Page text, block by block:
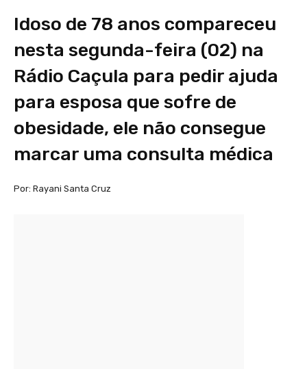
Idoso de 78 anos compareceu
nesta segunda-feira (02) na
Rádio Caçula para pedir ajuda
para esposa que sofre de
obesidade, ele não consegue
marcar uma consulta médica
Por: Rayani Santa Cruz